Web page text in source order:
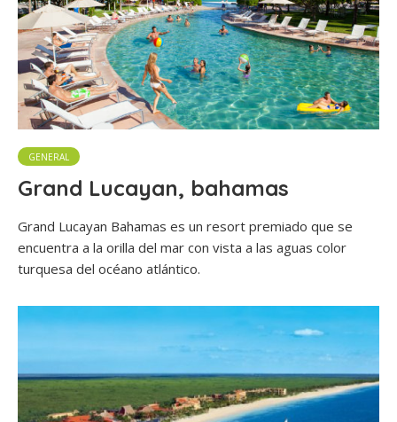
GENERAL
Grand Lucayan, bahamas
Grand Lucayan Bahamas es un resort premiado que se
encuentra a la orilla del mar con vista a las aguas color
turquesa del océano atlántico.